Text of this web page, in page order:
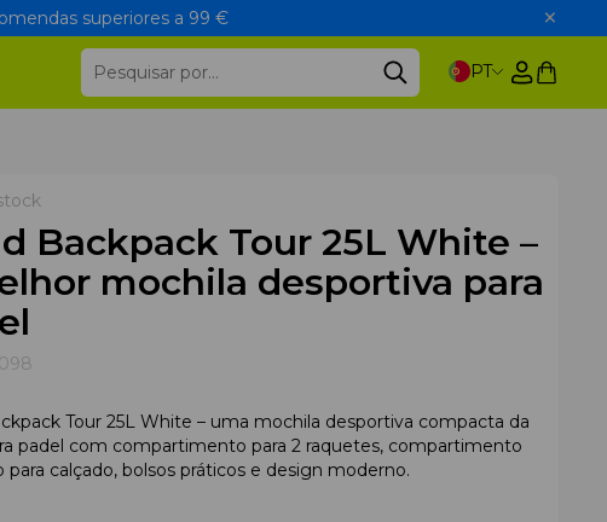
superiores a 99 €
PT
Backpack Tour 25L White –
mochila desportiva para
Tour 25L White – uma mochila desportiva compacta da
padel com compartimento para 2 raquetes, compartimento
para calçado, bolsos práticos e design moderno.